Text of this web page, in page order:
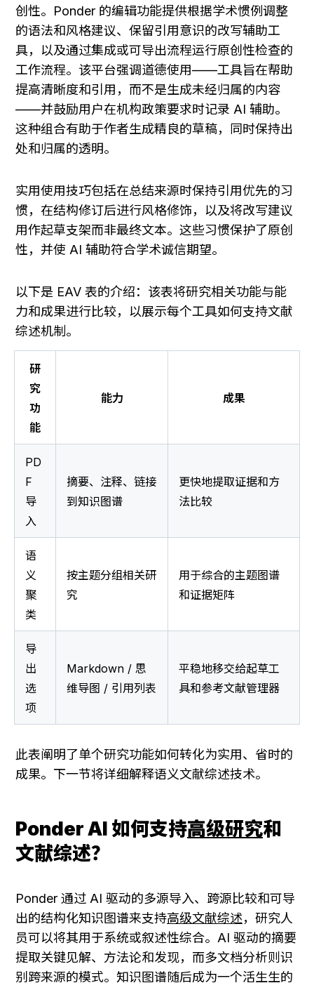
创性。Ponder 的编辑功能提供根据学术惯例调整
的语法和风格建议、保留引用意识的改写辅助工
具，以及通过集成或可导出流程运行原创性检查的
工作流程。该平台强调道德使用——工具旨在帮助
提高清晰度和引用，而不是生成未经归属的内容
——并鼓励用户在机构政策要求时记录 AI 辅助。
这种组合有助于作者生成精良的草稿，同时保持出
处和归属的透明。
实用使用技巧包括在总结来源时保持引用优先的习
惯，在结构修订后进行风格修饰，以及将改写建议
用作起草支架而非最终文本。这些习惯保护了原创
性，并使 AI 辅助符合学术诚信期望。
以下是 EAV 表的介绍：该表将研究相关功能与能
力和成果进行比较，以展示每个工具如何支持文献
综述机制。
研
究
功
能
能力 成果
PD
F
导
入
摘要、注释、链接
到知识图谱
更快地提取证据和方
法比较
语
义
聚
类
按主题分组相关研
究
用于综合的主题图谱
和证据矩阵
导
出
选
项
Markdown / 思
维导图 / 引用列表
平稳地移交给起草工
具和参考文献管理器
此表阐明了单个研究功能如何转化为实用、省时的
成果。下一节将详细解释语义文献综述技术。
Ponder AI 如何支持高级研究和
文献综述？
Ponder 通过 AI 驱动的多源导入、跨源比较和可导
出的结构化知识图谱来支持高级文献综述，研究人
员可以将其用于系统或叙述性综合。AI 驱动的摘要
提取关键见解、方法论和发现，而多文档分析则识
别跨来源的模式。知识图谱随后成为一个活生生的